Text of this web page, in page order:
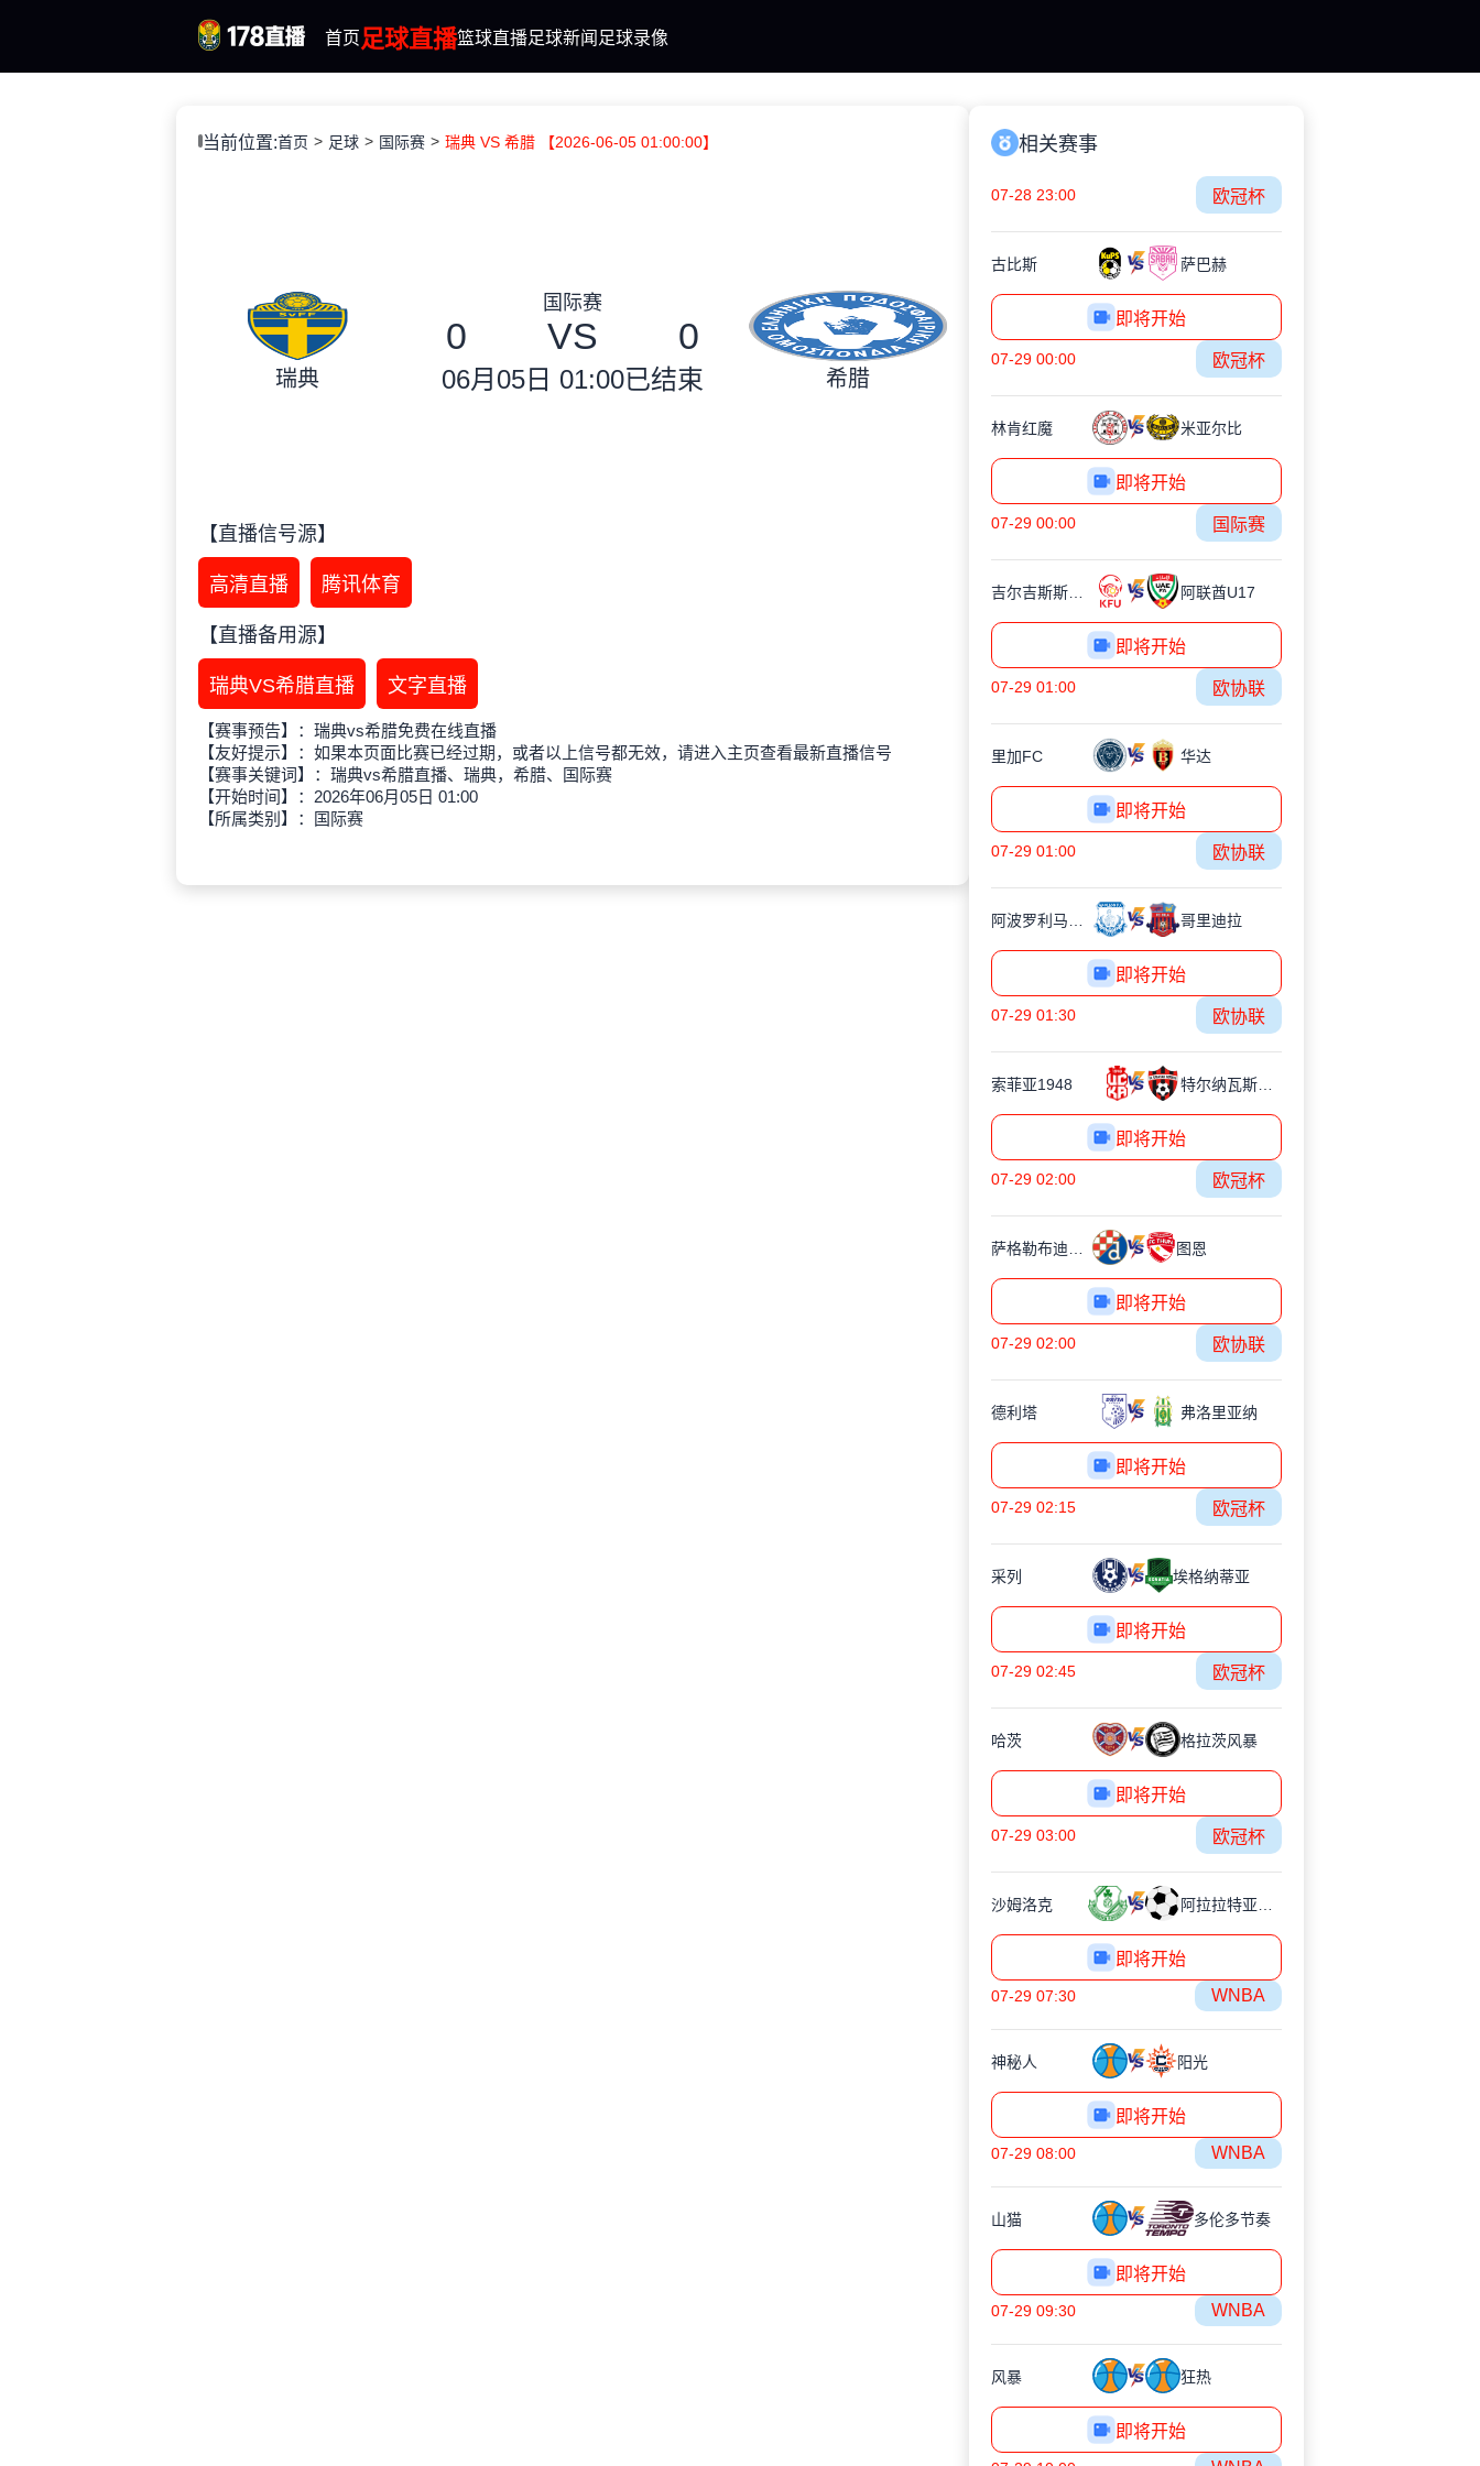
首页足球直播篮球直播足球新闻 足球录像
当前位置:首页 足球 国际赛 瑞典 VS 希腊 【2026-06-05 01:00:00】
瑞典
国际赛
0 VS 0
06月05日 01:00已结束 希腊
【直播信号源】
高清直播 腾讯体育
【直播备用源】
瑞典VS希腊直播 文字直播
【赛事预告】：瑞典vs希腊免费在线直播
【友好提示】：如果本页面比赛已经过期，或者以上信号都无效，请进入主页查看最新直播信号
【赛事关键词】：瑞典vs希腊直播、瑞典，希腊、国际赛
【开始时间】：2026年06月05日 01:00
【所属类别】：国际赛
相关赛事
07-28 23:00 欧冠杯
古比斯 萨巴赫
即将开始
07-29 00:00 欧冠杯
林肯红魔 米亚尔比
即将开始
07-29 00:00 国际赛
阿联酋U17
即将开始
07-29 01:00 欧协联
里加FC 华达
即将开始
07-29 01:00 欧协联
哥里迪拉
即将开始
07-29 01:30 欧协联
索菲亚1948 特尔纳瓦斯巴达克
即将开始
07-29 02:00 欧冠杯
图恩
即将开始
07-29 02:00 欧协联
德利塔 弗洛里亚纳
即将开始
07-29 02:15 欧冠杯
采列 埃格纳蒂亚
即将开始
07-29 02:45 欧冠杯
哈茨 格拉茨风暴
即将开始
07-29 03:00 欧冠杯
沙姆洛克
即将开始
07-29 07:30 WNBA
神秘人 阳光
即将开始
07-29 08:00 WNBA
山猫 多伦多节奏
即将开始
07-29 09:30 WNBA
风暴 狂热
即将开始